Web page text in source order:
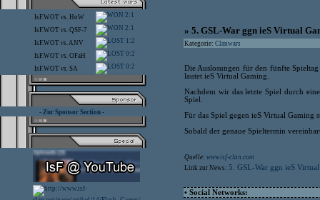
IsF.WOT vs. HoW 2:1
IsF.WOT vs. QSF-7 2:1
IsF.WOT vs.ANV 1:2
IsF.WOT vs. OFaH 0:2
IsF.WOT vs. SA 0:2
- Zur Sponsor Section -
» 5. GSL-War ggn ieS Virtual
Kategorie: Clanwars
Die Auslosungen für den fünfte
lautet ieS Virtual Gaming.
Nachdem wir das letzte Spiel durch
Spiel.
Für das Spiel gegen ieS Virtual Gaming
Sobald der genaue Spieltermin
Quelle: www.isf-clan.com
Link zur News: 5. GSL-War ggn ieS
• Social Networks: